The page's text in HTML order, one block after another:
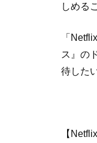
しめる
「
ス』の
待した
【